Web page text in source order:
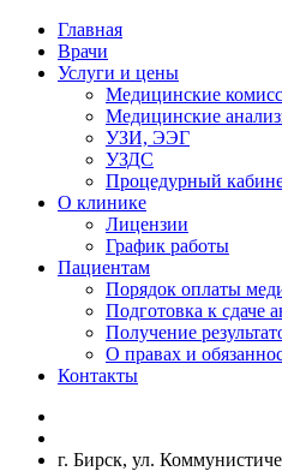
Главная
Врачи
Услуги и цены
Медицинские
Медицинские
УЗИ, ЭЭГ
УЗДС
Процедурный
О клинике
Лицензии
График работы
Пациентам
Порядок оплаты
Подготовка к сдаче
Получение
О правах и
Контакты
г. Бирск, ул.